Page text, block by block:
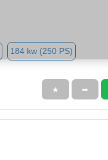
184 kw (250 PS)
★ ➦